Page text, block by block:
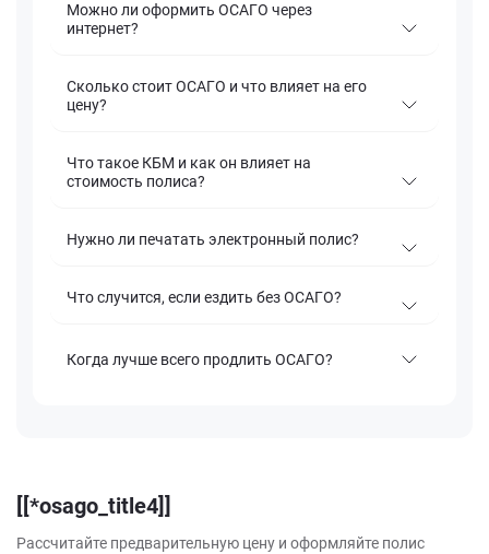
Можно ли оформить ОСАГО через
интернет?
Сколько стоит ОСАГО и что влияет на его
цену?
Что такое КБМ и как он влияет на
стоимость полиса?
Нужно ли печатать электронный полис?
Что случится, если ездить без ОСАГО?
Когда лучше всего продлить ОСАГО?
[[*osago_title4]]
Рассчитайте предварительную цену и оформляйте полис